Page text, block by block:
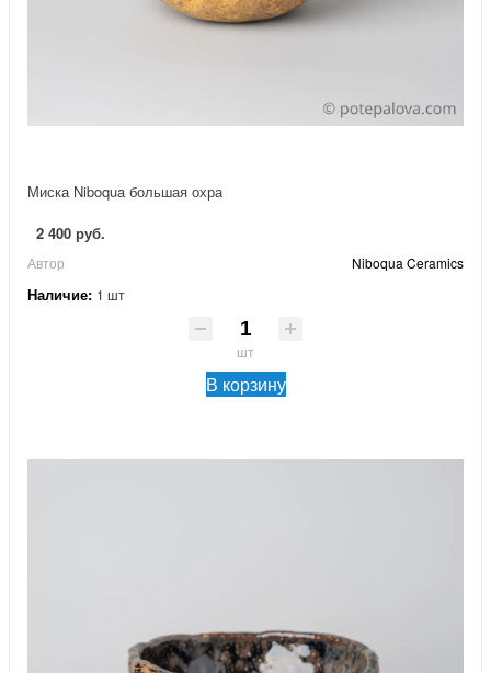
Миска Niboqua большая охра
2 400 руб.
Автор Niboqua Ceramics
Наличие: 1 шт
шт
В корзину